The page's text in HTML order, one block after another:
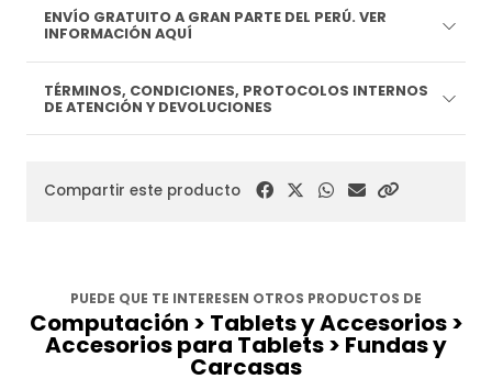
ENVÍO GRATUITO A GRAN PARTE DEL PERÚ. VER
INFORMACIÓN AQUÍ
TÉRMINOS, CONDICIONES, PROTOCOLOS INTERNOS
DE ATENCIÓN Y DEVOLUCIONES
Compartir este producto
PUEDE QUE TE INTERESEN OTROS PRODUCTOS DE
Computación > Tablets y Accesorios >
Accesorios para Tablets > Fundas y
Carcasas